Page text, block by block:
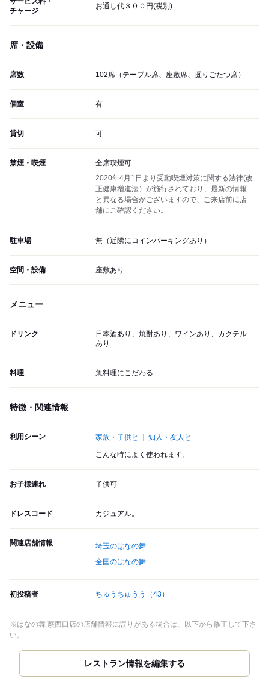
チャージ
お通し代３００円(税別)
席・設備
席数 102席（テーブル席、座敷席、掘りごたつ席）
個室 有
貸切 可
禁煙・喫煙
全席喫煙可
2020年4月1日より受動喫煙対策に関する法律(改
正健康増進法）が施行されており、最新の情報
と異なる場合がございますので、ご来店前に店
舗にご確認ください。
駐車場 無（近隣にコインパーキングあり）
空間・設備 座敷あり
メニュー
ドリンク
日本酒あり、焼酎あり、ワインあり、カクテル
あり
料理 魚料理にこだわる
特徴・関連情報
利用シーン 家族・子供と 知人・友人と
こんな時によく使われます。
お子様連れ 子供可
ドレスコード カジュアル。
関連店舗情報
埼玉のはなの舞
全国のはなの舞
初投稿者 ちゅうちゅうう （43）
※はなの舞 蕨西口店の店舗情報に誤りがある場合は、以下から修正して下さ
い。
レストラン情報を編集する